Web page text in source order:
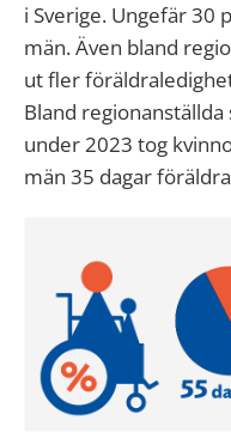
i Sverige. Ungefär 30
män. Även bland
ut fler
Bland
under 2023 tog
män 35 dagar